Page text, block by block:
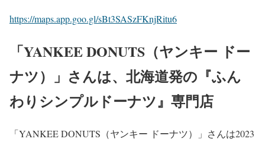
https://maps.app.goo.gl/sBt3SASzFKnjRitu6
「YANKEE DONUTS（ヤンキー ドー
ナツ）」さんは、北海道発の『ふん
わりシンプルドーナツ』専門店
「YANKEE DONUTS（ヤンキー ドーナツ）」さんは2023